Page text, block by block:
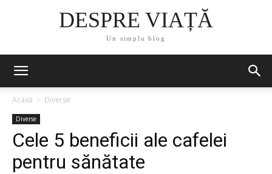
DESPRE VIAȚĂ
Un simplu blog
Acasă Diverse
Diverse
Cele 5 beneficii ale cafelei
pentru sănătate